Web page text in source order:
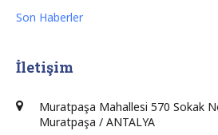
Son Haberler
İletişim
Muratpaşa Mahallesi 570 Sokak
Muratpaşa / ANTALYA